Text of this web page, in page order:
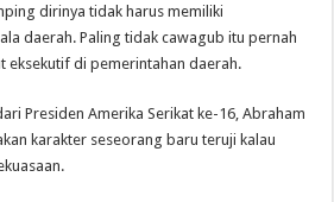
dirinya tidak harus memiliki
daerah. Paling tidak cawagub itu pernah
eksekutif di pemerintahan daerah.
Presiden Amerika Serikat ke-16, Abraham
karakter seseorang baru teruji kalau